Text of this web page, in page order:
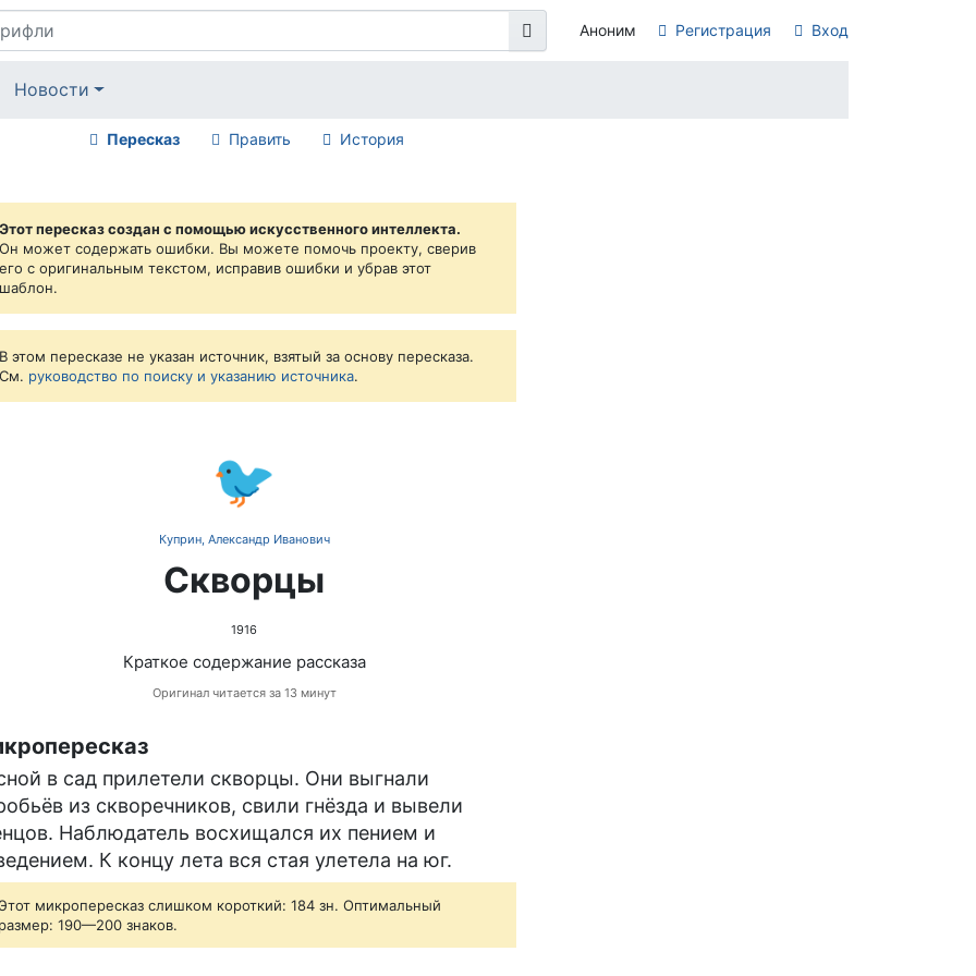
Аноним Регистрация Вход
Новости
Пересказ Править История
Этот пересказ создан с помощью искусственного интеллекта.
Он может содержать ошибки. Вы можете помочь проекту, сверив
его с оригинальным текстом, исправив ошибки и убрав этот
шаблон.
В этом пересказе не указан источник, взятый за основу пересказа.
См. руководство по поиску и указанию источника.
🐦
Куприн, Александр Иванович
Скворцы
1916
Краткое содержание рассказа
Оригинал читается за 13 минут
в сад прилетели скворцы. Они выгнали
из скворечников, свили гнёзда и вывели
Наблюдатель восхищался их пением и
К концу лета вся стая улетела на юг.
Этот микропересказ слишком короткий: 184 зн. Оптимальный
размер: 190—200 знаков.